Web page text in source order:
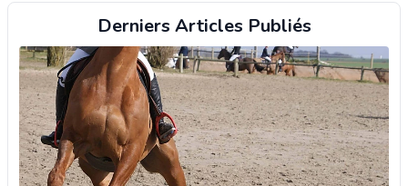
Derniers Articles Publiés